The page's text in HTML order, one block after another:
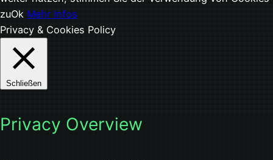
zuOk Mehr Infos
Privacy & Cookies Policy
Schließen
Privacy Overview